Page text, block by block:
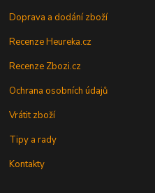
Doprava a dodání zboží
Recenze Heureka.cz
Recenze Zbozi.cz
Ochrana osobních údajů
Vrátit zboží
Tipy a rady
Kontakty